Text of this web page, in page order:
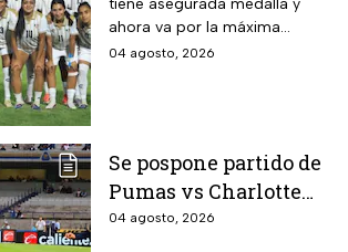
conoce a su rival
tiene asegurada medalla y
ahora va por la máxima
presea en los Juegos
04 agosto, 2026
Se pospone partido de
Pumas vs Charlotte
FC en el inicio de la
04 agosto, 2026